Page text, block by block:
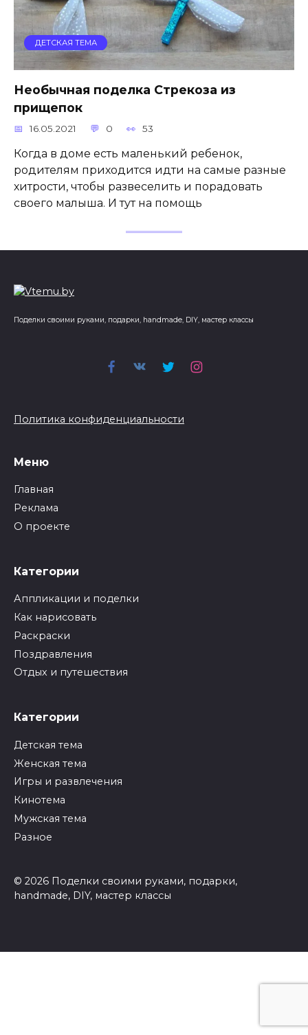
ДЕТСКАЯ ТЕМА
Необычная поделка Стрекоза из
прищепок
16.05.2021 0 53
Когда в доме есть маленький ребенок,
родителям приходится идти на самые разные
хитрости, чтобы развеселить и порадовать
своего малыша. И тут на помощь
Поделки своими руками, подарки, handmade, DIY, мастер классы
Политика конфиденциальности
Меню
Главная
Реклама
О проекте
Категории
Аппликации и поделки
Как нарисовать
Раскраски
Поздравления
Отдых и путешествия
Категории
Детская тема
Женская тема
Игры и развлечения
Кинотема
Мужская тема
Разное
© 2026 Поделки своими руками, подарки,
handmade, DIY, мастер классы